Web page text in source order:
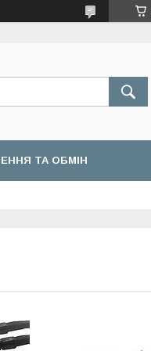
ТА ОБМІН